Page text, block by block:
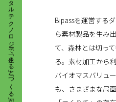
Bipassを運営する
ら素材製品を生み
て、森林とは切っ
る。素材加工から
バイオマスバリュ
も、さまざまな局